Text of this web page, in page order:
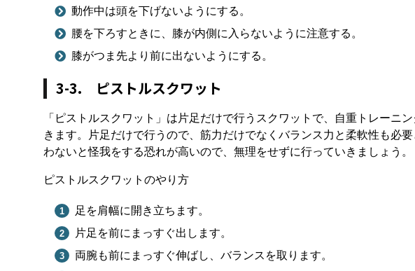
動作中は頭を下げないようにする。
腰を下ろすときに、膝が内側に入らないように注意する。
膝がつま先より前に出ないようにする。
3-3. ピストルスクワット
「ピストルスクワット」は片足だけで行うスクワットで、自重トレーニ
きます。片足だけで行うので、筋力だけでなくバランス力と柔軟性も必
わないと怪我をする恐れが高いので、無理をせずに行っていきましょう。
ピストルスクワットのやり方
足を肩幅に開き立ちます。
片足を前にまっすぐ出します。
両腕も前にまっすぐ伸ばし、バランスを取ります。